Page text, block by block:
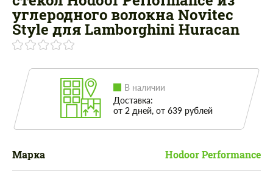
углеродного волокна Novitec
Style для Lamborghini Huracan
В наличии
Доставка:
от 2 дней, от 639 рублей
Марка Hodoor Performance